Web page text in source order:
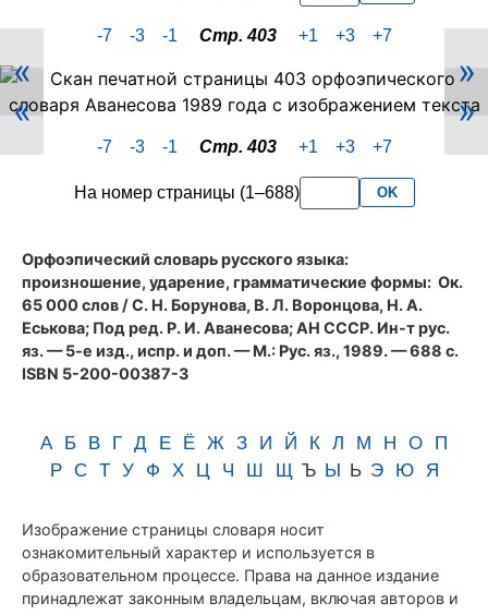
-7 -3 -1 Стр. 403 +1 +3 +7
Скан
PDF-
страницы
403
Аванесова
«
»
«
»
-7 -3 -1 Стр. 403 +1 +3 +7
На номер страницы (1–688) OK
Орфоэпический словарь русского языка:
произношение, ударение, грамматические формы: Ок.
65 000 слов / С. Н. Борунова, В. Л. Воронцова, Н. А.
Еськова; Под ред. Р. И. Аванесова; АН СССР. Ин-т рус.
яз. — 5-е изд., испр. и доп. — М.: Рус. яз., 1989. — 688 с.
ISBN 5-200-00387-3
А Б В Г Д Е Ё Ж З И Й К Л М Н О П
Р С Т У Ф Х Ц Ч Ш Щ Ъ Ы Ь Э Ю Я
Изображение страницы словаря носит
ознакомительный характер и используется в
образовательном процессе. Права на данное издание
принадлежат законным владельцам, включая авторов и